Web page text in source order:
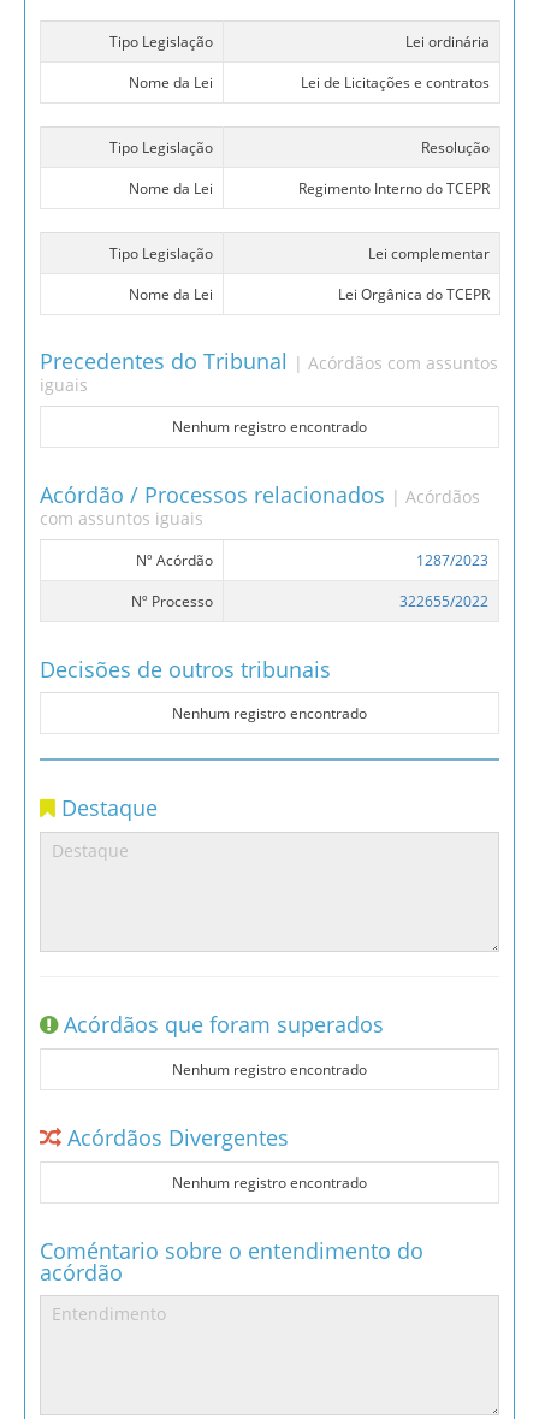
Tipo Legislação
Lei ordinária
Nome da Lei
Lei de Licitações e contratos
Tipo Legislação
Resolução
Nome da Lei
Regimento Interno do TCEPR
Tipo Legislação
Lei complementar
Nome da Lei
Lei Orgânica do TCEPR
Precedentes do Tribunal | Acórdãos com assuntos
iguais
Nenhum registro encontrado
Acórdão / Processos relacionados | Acórdãos
com assuntos iguais
Nº Acórdão
1287/2023
Nº Processo
322655/2022
Decisões de outros tribunais
Nenhum registro encontrado
Destaque
Acórdãos que foram superados
Nenhum registro encontrado
Acórdãos Divergentes
Nenhum registro encontrado
Coméntario sobre o entendimento do
acórdão